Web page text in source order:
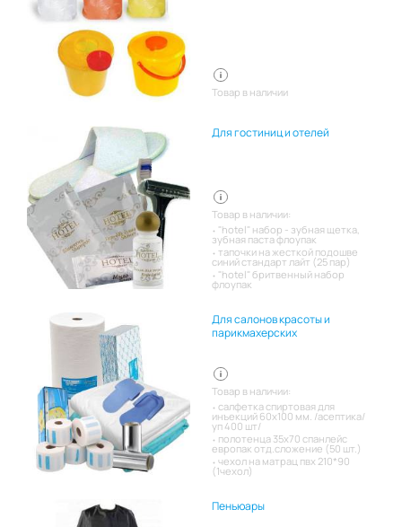
Товар в наличии
Для гостиниц и отелей
Товар в наличии:
"hotel" набор - зубная щетка,
зубная паста флоупак
тапочки на жесткой подошве
синий стандарт лайт (25 пар)
"hotel" бритвенный набор
флоупак
Для салонов красоты и
парикмахерских
Товар в наличии:
салфетка спиртовая для
инъекций 60х100 мм. /асептика/
уп 400 шт/
полотенца 35х70 спанлейс
европак отд.сложение (50 шт.)
чехол на матрац пвх 210*90
(1чехол)
Пеньюары